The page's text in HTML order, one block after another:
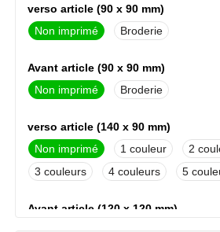
Parker pennen
Philips
Senator
verso article (90 x 90 mm)
Non imprimé
Broderie
Avant article (90 x 90 mm)
Non imprimé
Broderie
verso article (140 x 90 mm)
Non imprimé
1
2
3
4 5
Avant article (120 x 120 mm)